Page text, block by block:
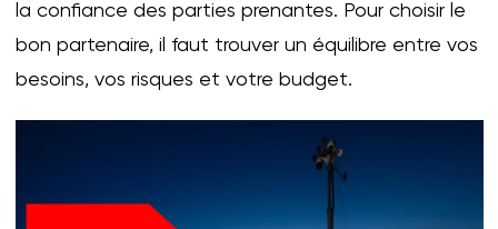
la confiance des parties prenantes. Pour choisir le
bon partenaire, il faut trouver un équilibre entre vos
besoins, vos risques et votre budget.